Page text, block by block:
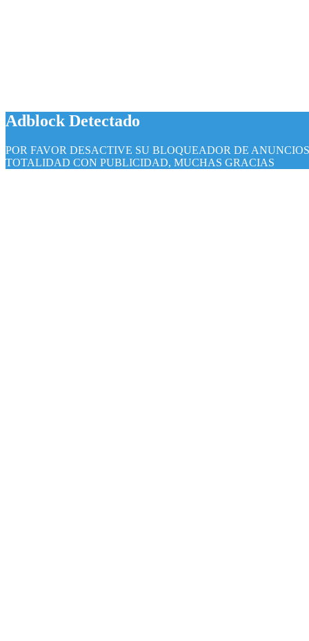
Adblock Detectado
POR FAVOR DESACTIVE SU BLOQUEADOR DE
TOTALIDAD CON PUBLICIDAD, MUCHAS GRACIAS